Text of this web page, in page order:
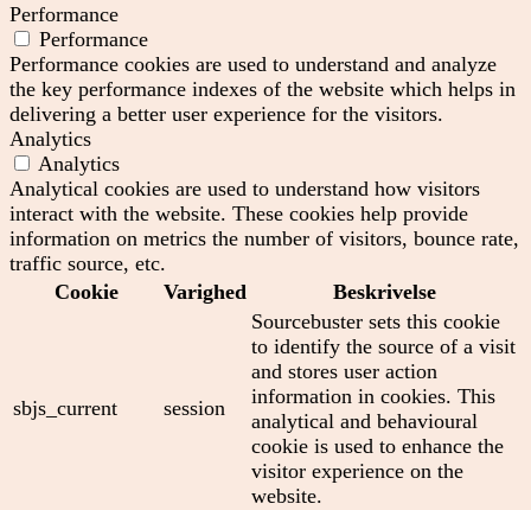
Performance
Performance
Performance cookies are used to understand and analyze
the key performance indexes of the website which helps in
delivering a better user experience for the visitors.
Analytics
Analytics
Analytical cookies are used to understand how visitors
interact with the website. These cookies help provide
information on metrics the number of visitors, bounce rate,
traffic source, etc.
Cookie
Varighed Beskrivelse
sbjs_current session
Sourcebuster sets this cookie
to identify the source of a visit
and stores user action
information in cookies. This
analytical and behavioural
cookie is used to enhance the
visitor experience on the
website.